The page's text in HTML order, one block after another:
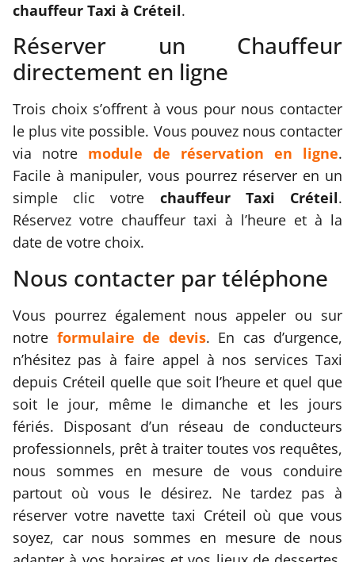
chauffeur Taxi à Créteil.
Réserver un Chauffeur
directement en ligne
Trois choix s’offrent à vous pour nous contacter
le plus vite possible. Vous pouvez nous contacter
via notre module de réservation en ligne.
Facile à manipuler, vous pourrez réserver en un
simple clic votre chauffeur Taxi Créteil.
Réservez votre chauffeur taxi à l’heure et à la
date de votre choix.
Nous contacter par téléphone
Vous pourrez également nous appeler ou sur
notre formulaire de devis. En cas d’urgence,
n’hésitez pas à faire appel à nos services Taxi
depuis Créteil quelle que soit l’heure et quel que
soit le jour, même le dimanche et les jours
fériés. Disposant d’un réseau de conducteurs
professionnels, prêt à traiter toutes vos requêtes,
nous sommes en mesure de vous conduire
partout où vous le désirez. Ne tardez pas à
réserver votre navette taxi Créteil où que vous
soyez, car nous sommes en mesure de nous